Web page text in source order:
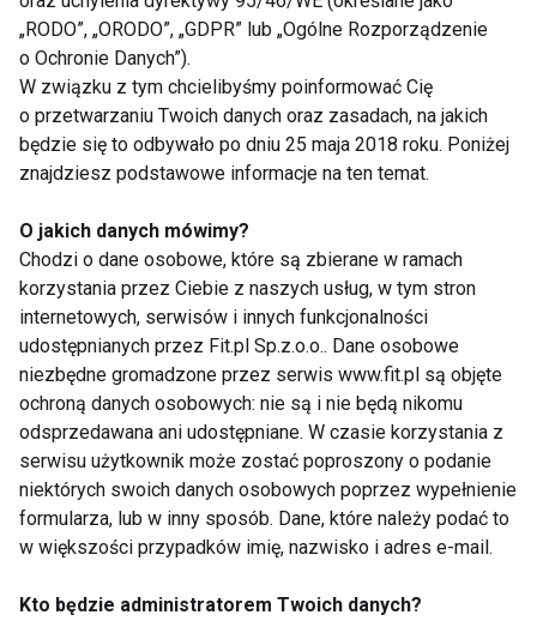
– Jednym z najłatwiejszych i najwygodniejszych
sposobów przechowywania świeżych produktów
jest ich mrożenie. Wbrew powszechnym mitom,
mrożonki pozwalają warzywom i owocom zachować
substytutem poza sezonem. Innym ciekawym
rozwiązaniem jest suszenie. Choć nie każdy
przepada za smakiem suszonych owoców, warto się
do nich przekonać – są bogate w błonnik
pokarmowy i z powodzeniem mogą zastąpić
niezdrowe przekąski. Wiele produktów sprawdzi się
także w przetworach, takich jak dżemy, marynaty czy
kiszonki – wyjaśnia ekspert.
Z korzyścią dla zdrowia, bez straty dla
portfela
Niestety, inflacja i sytuacja gospodarcza sprawiły, że
„RODO”, „ORODO”, „GDPR” lub „Ogólne Rozporządzenie
o Ochronie Danych”).
W związku z tym chcielibyśmy poinformować Cię
o przetwarzaniu Twoich danych oraz zasadach, na jakich
będzie się to odbywało po dniu 25 maja 2018 roku. Poniżej
znajdziesz podstawowe informacje na ten temat.
O jakich danych mówimy?
Chodzi o dane osobowe, które są zbierane w ramach
korzystania przez Ciebie z naszych usług, w tym stron
internetowych, serwisów i innych funkcjonalności
udostępnianych przez Fit.pl Sp.z.o.o.. Dane osobowe
niezbędne gromadzone przez serwis www.fit.pl są objęte
ochroną danych osobowych: nie są i nie będą nikomu
odsprzedawana ani udostępniane. W czasie korzystania z
serwisu użytkownik może zostać poproszony o podanie
niektórych swoich danych osobowych poprzez wypełnienie
formularza, lub w inny sposób. Dane, które należy podać to
w większości przypadków imię, nazwisko i adres e-mail.
Kto będzie administratorem Twoich danych?